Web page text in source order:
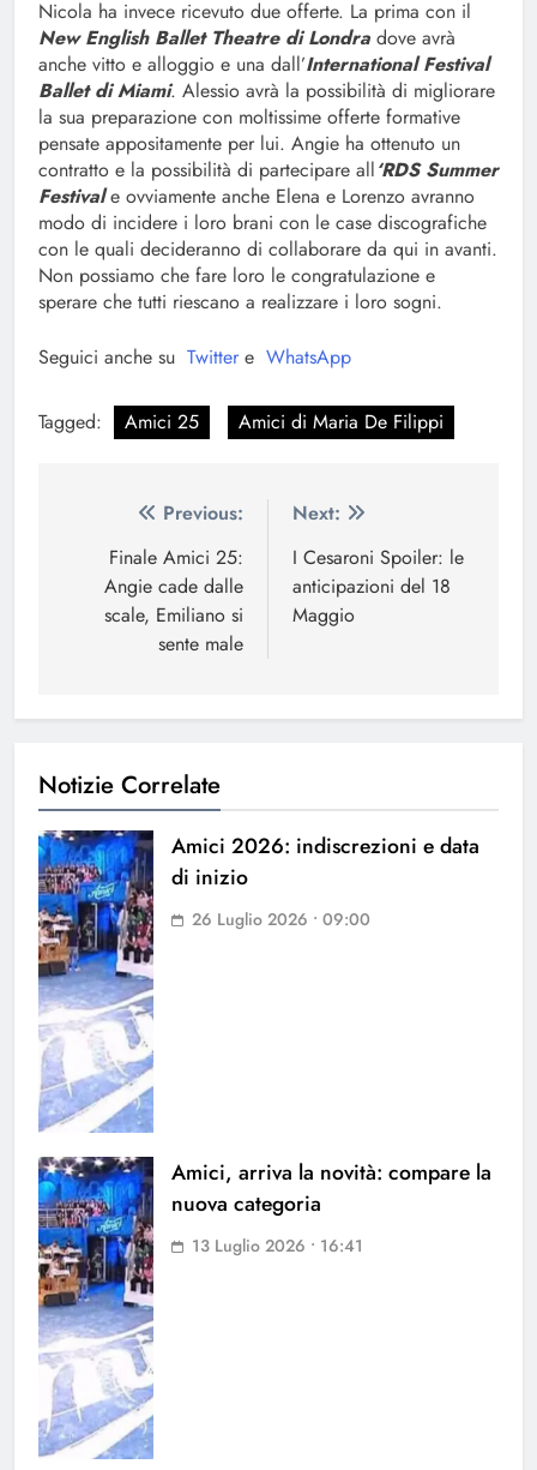
Nicola ha invece ricevuto due offerte. La prima con il
New English Ballet Theatre di Londra dove avrà
anche vitto e alloggio e una dall’International Festival
Ballet di Miami. Alessio avrà la possibilità di migliorare
la sua preparazione con moltissime offerte formative
pensate appositamente per lui. Angie ha ottenuto un
contratto e la possibilità di partecipare all‘RDS Summer
Festivale ovviamente anche Elena e Lorenzo avranno
modo di incidere i loro brani con le case discografiche
con le quali decideranno di collaborare da qui in avanti.
Non possiamo che fare loro le congratulazione e
sperare che tutti riescano a realizzare i loro sogni.
Seguici anche su Twitter e WhatsApp
Tagged: Amici 25 Amici di Maria De Filippi
Navigazione
articoli
Previous:
Finale Amici 25:
Angie cade dalle
scale, Emiliano si
sente male
Next:
I Cesaroni Spoiler: le
anticipazioni del 18
Maggio
Notizie Correlate
Amici 2026: indiscrezioni e data
di inizio
26 Luglio 2026 • 09:00
Amici, arriva la novità: compare la
nuova categoria
13 Luglio 2026 • 16:41